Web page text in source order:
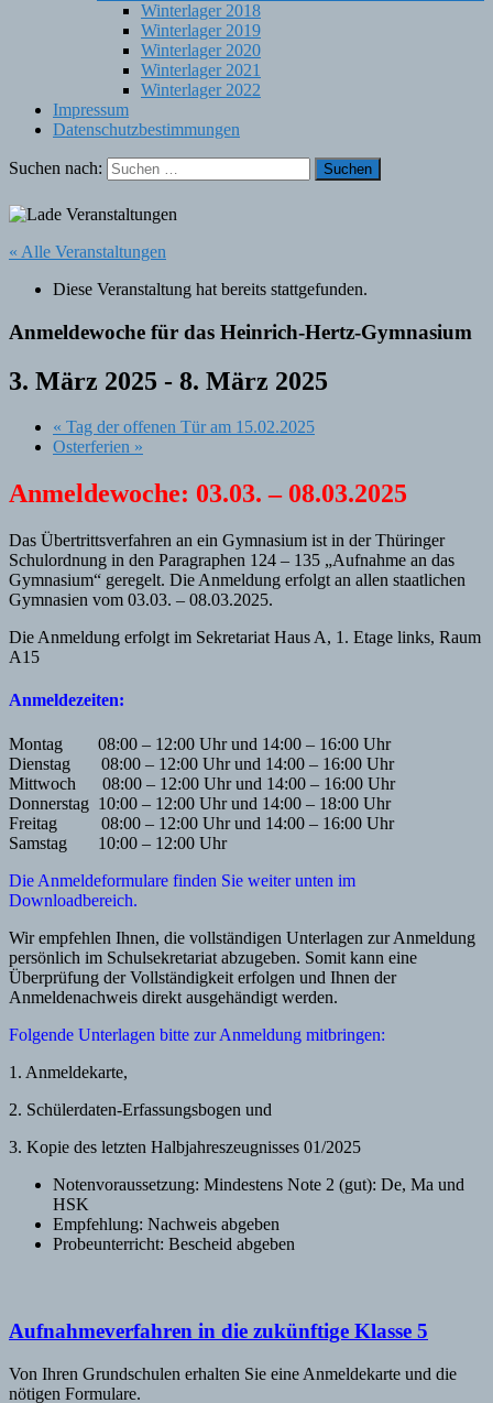
Winterlager 2018
Winterlager 2019
Winterlager 2020
Winterlager 2021
Winterlager 2022
Impressum
Datenschutzbestimmungen
Suchen nach:
« Alle Veranstaltungen
Diese Veranstaltung hat bereits stattgefunden.
Anmeldewoche für das Heinrich-Hertz-Gymnasium
3. März 2025 - 8. März 2025
« Tag der offenen Tür am 15.02.2025
Osterferien »
Anmeldewoche: 03.03. – 08.03.2025
Das Übertrittsverfahren an ein Gymnasium ist in der Thüringer
Schulordnung in den Paragraphen 124 – 135 „Aufnahme an das
Gymnasium“ geregelt. Die Anmeldung erfolgt an allen staatlichen
Gymnasien vom 03.03. – 08.03.2025.
Die Anmeldung erfolgt im Sekretariat Haus A, 1. Etage links, Raum
A15
Anmeldezeiten:
Montag 08:00 – 12:00 Uhr und 14:00 – 16:00 Uhr
Dienstag 08:00 – 12:00 Uhr und 14:00 – 16:00 Uhr
Mittwoch 08:00 – 12:00 Uhr und 14:00 – 16:00 Uhr
Donnerstag 10:00 – 12:00 Uhr und 14:00 – 18:00 Uhr
Freitag 08:00 – 12:00 Uhr und 14:00 – 16:00 Uhr
Samstag 10:00 – 12:00 Uhr
Die Anmeldeformulare finden Sie weiter unten im
Downloadbereich.
Wir empfehlen Ihnen, die vollständigen Unterlagen zur Anmeldung
persönlich im Schulsekretariat abzugeben. Somit kann eine
Überprüfung der Vollständigkeit erfolgen und Ihnen der
Anmeldenachweis direkt ausgehändigt werden.
Folgende Unterlagen bitte zur Anmeldung mitbringen:
1. Anmeldekarte,
2. Schülerdaten-Erfassungsbogen und
3. Kopie des letzten Halbjahreszeugnisses 01/2025
Notenvoraussetzung: Mindestens Note 2 (gut): De, Ma und
HSK
Empfehlung: Nachweis abgeben
Probeunterricht: Bescheid abgeben
Aufnahmeverfahren in die zukünftige Klasse 5
Von Ihren Grundschulen erhalten Sie eine Anmeldekarte und die
nötigen Formulare.